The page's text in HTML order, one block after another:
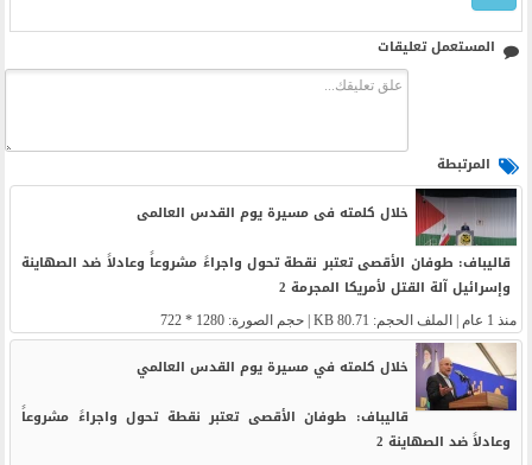
المستعمل تعليقات
المرتبطة
خلال کلمته فی مسیرة یوم القدس العالمی
قالیباف: طوفان الأقصى تعتبر نقطة تحول واجراءً مشروعاً وعادلاً ضد الصهاینة
وإسرائیل آلة القتل لأمریکا المجرمة 2
منذ 1 عام | الملف الحجم: 80.71 KB | حجم الصورة: 1280 * 722
خلال كلمته في مسيرة يوم القدس العالمي
قاليباف: طوفان الأقصى تعتبر نقطة تحول واجراءً مشروعاً
وعادلاً ضد الصهاينة 2